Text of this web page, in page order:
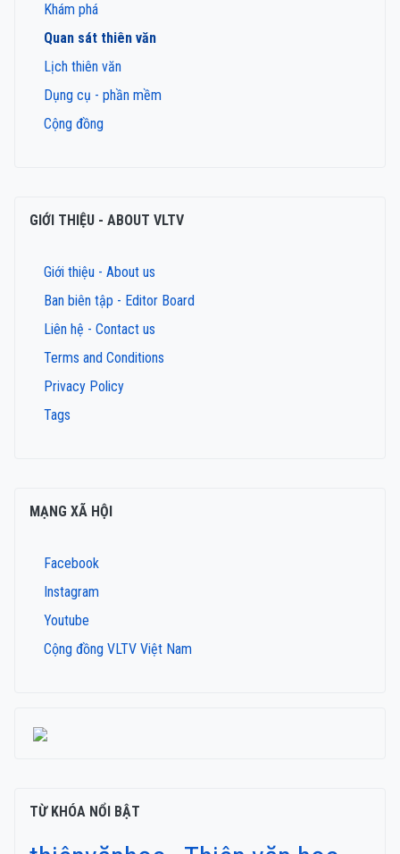
Khám phá
Quan sát thiên văn
Lịch thiên văn
Dụng cụ - phần mềm
Cộng đồng
GIỚI THIỆU - ABOUT VLTV
Giới thiệu - About us
Ban biên tập - Editor Board
Liên hệ - Contact us
Terms and Conditions
Privacy Policy
Tags
MẠNG XÃ HỘI
Facebook
Instagram
Youtube
Cộng đồng VLTV Việt Nam
TỪ KHÓA NỔI BẬT